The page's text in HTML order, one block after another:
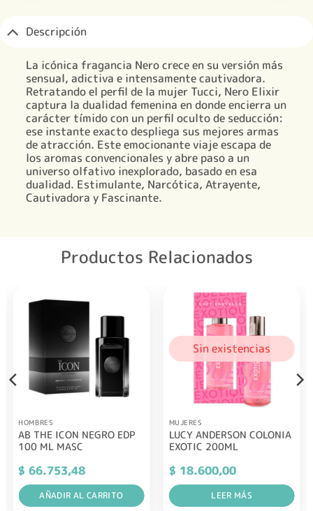
Descripción
La icónica fragancia Nero crece en su versión más
sensual, adictiva e intensamente cautivadora.
Retratando el perfil de la mujer Tucci, Nero Elixir
captura la dualidad femenina en donde encierra un
carácter tímido con un perfil oculto de seducción:
ese instante exacto despliega sus mejores armas
de atracción. Este emocionante viaje escapa de
los aromas convencionales y abre paso a un
universo olfativo inexplorado, basado en esa
dualidad. Estimulante, Narcótica, Atrayente,
Cautivadora y Fascinante.
Productos Relacionados
HOMBRES
AB THE ICON NEGRO EDP
100 ML MASC
$ 66.753,48
AÑADIR AL CARRITO
Sin existencias
MUJERES
LUCY ANDERSON COLONIA
EXOTIC 200ML
$ 18.600,00
LEER MÁS